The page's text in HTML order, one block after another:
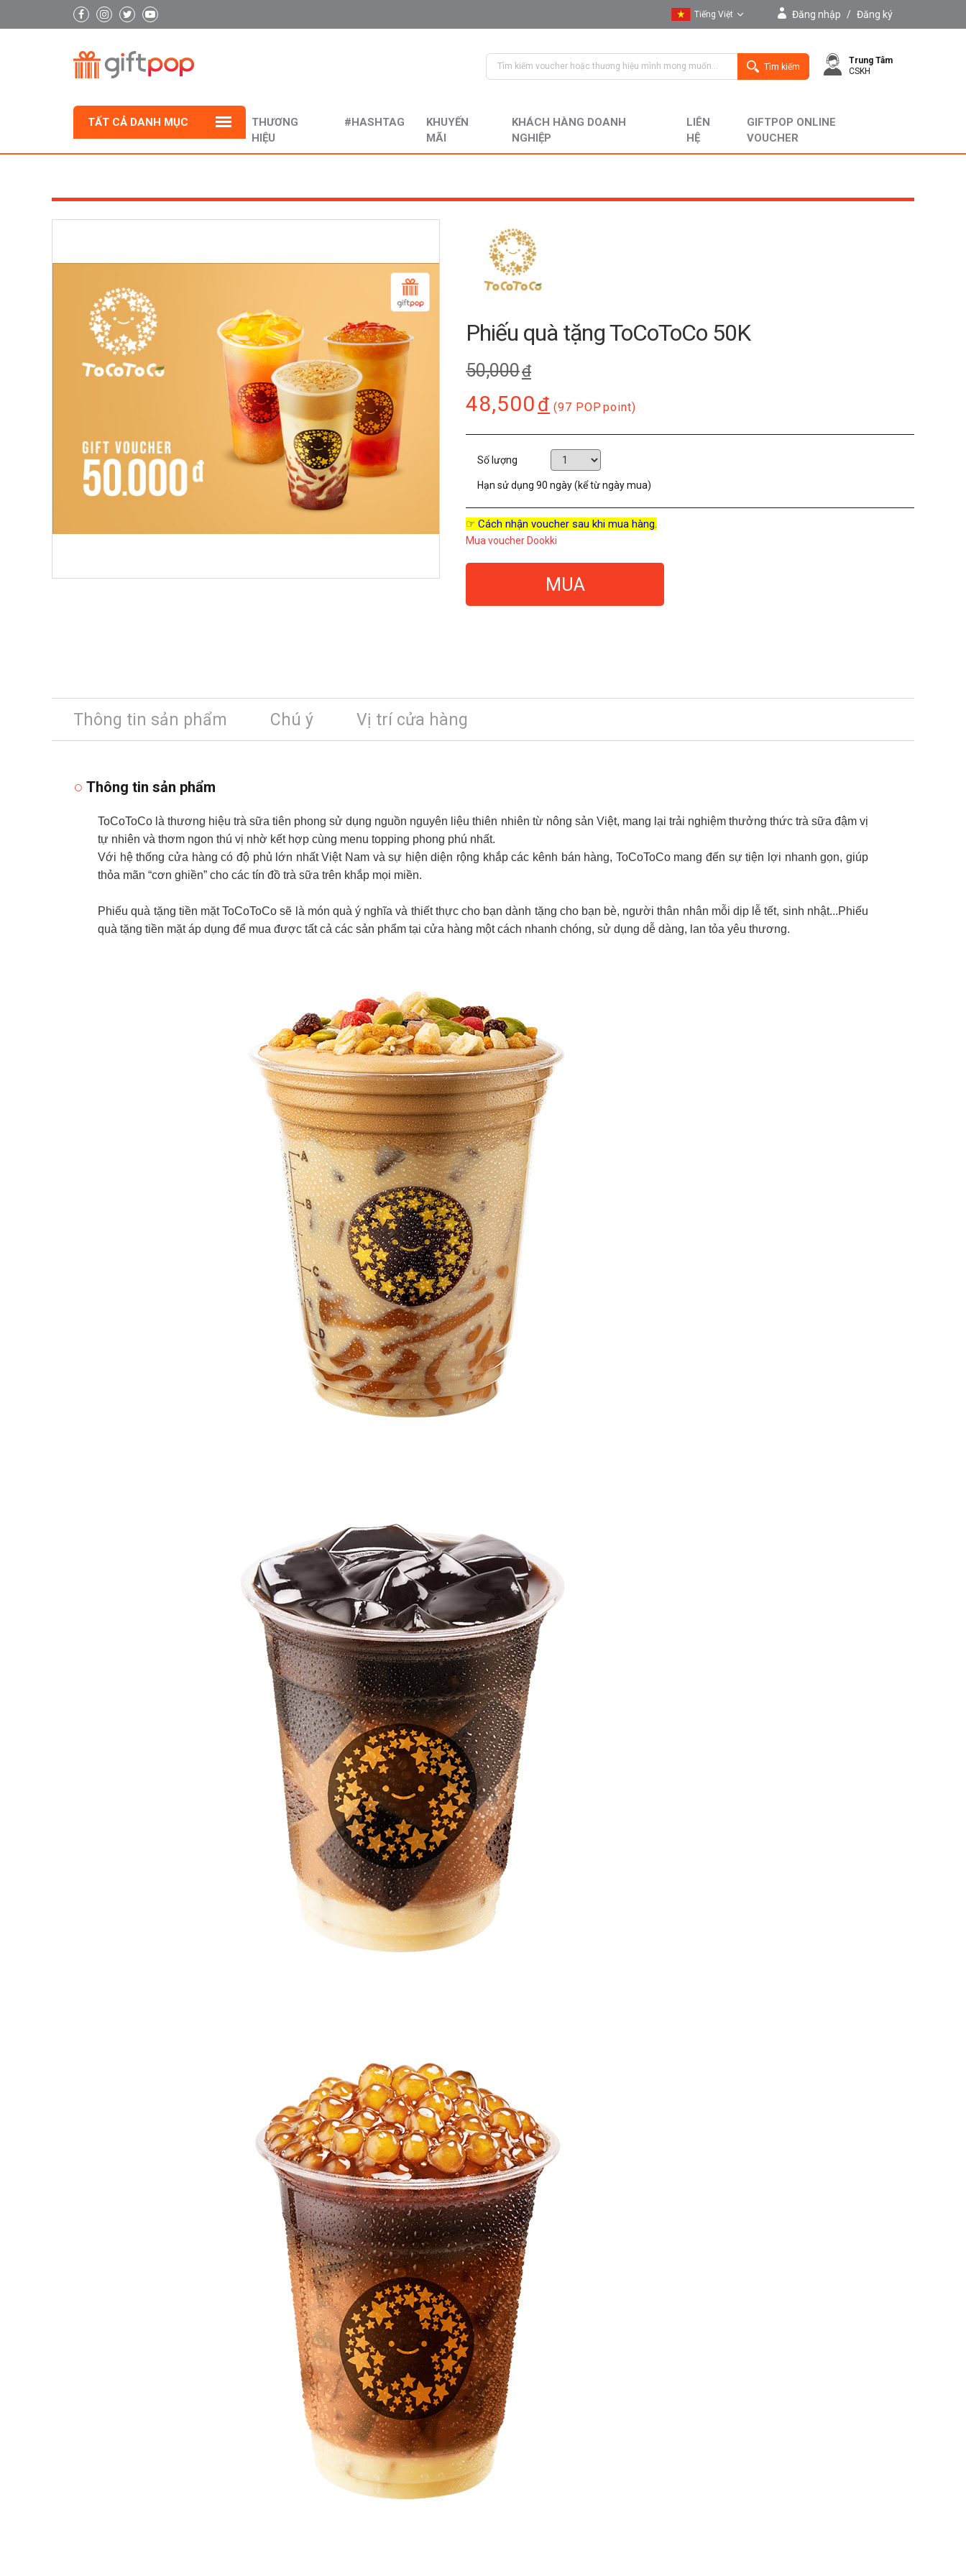
Tiếng Việt
English
Đăng nhập / Đăng ký
Tìm kiếm
Trung Tâm
CSKH
TẤT CẢ DANH MỤC
THƯƠNG
HIỆU
#HASHTAG
KHUYẾN
MÃI
KHÁCH HÀNG DOANH
NGHIỆP
LIÊN
HỆ
GIFTPOP ONLINE
VOUCHER
Phiếu quà tặng ToCoToCo 50K
50,000đ
48,500đ (97 POP point)
Số lượng
Hạn sử dụng 90 ngày (kể từ ngày mua)
☞ Cách nhận voucher sau khi mua hàng.
Mua voucher Dookki
MUA
Thông tin sản phẩm Chú ý Vị trí cửa hàng
Thông tin sản phẩm
ToCoToCo là thương hiệu trà sữa tiên phong sử dụng nguồn nguyên liệu thiên nhiên từ nông sản Việt, mang lại trải nghiệm thưởng thức trà sữa đậm vị
tự nhiên và thơm ngon thú vị nhờ kết hợp cùng menu topping phong phú nhất.
Với hệ thống cửa hàng có độ phủ lớn nhất Việt Nam và sự hiện diện rộng khắp các kênh bán hàng, ToCoToCo mang đến sự tiện lợi nhanh gọn, giúp
thỏa mãn “cơn ghiền” cho các tín đồ trà sữa trên khắp mọi miền.
Phiếu quà tặng tiền mặt ToCoToCo sẽ là món quà ý nghĩa và thiết thực cho bạn dành tặng cho bạn bè, người thân nhân mỗi dịp lễ tết, sinh nhật...Phiếu
quà tặng tiền mặt áp dụng để mua được tất cả các sản phẩm tại cửa hàng một cách nhanh chóng, sử dụng dễ dàng, lan tỏa yêu thương.